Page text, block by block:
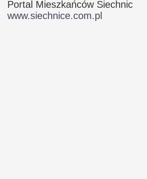
Portal Mieszkańców Siechnic
www.siechnice.com.pl